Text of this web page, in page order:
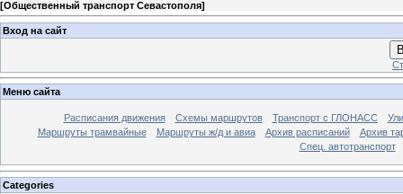
[Общественный транспорт Севастополя]
Вход на сайт
Меню сайта
Расписания движения Схемы маршрутов Транспорт с ГЛОНАСС
Маршруты трамвайные
Маршруты ж/д и авиа Архив расписаний
Архив
Спец. автотранспорт
Categories